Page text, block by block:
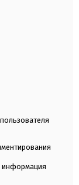
информация